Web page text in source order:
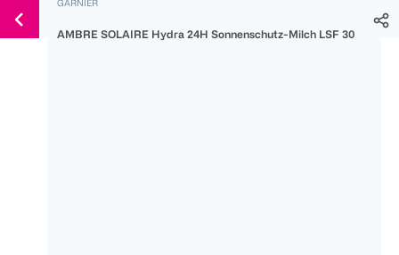
150 Ös
300 Ös
500 Ös
Weiter
zum
GARNIER
AMBRE SOLAIRE Hydra 24H Sonnenschutz-Milch LSF 30